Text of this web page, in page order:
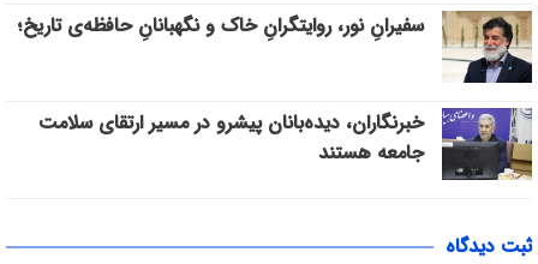
سفیرانِ نور، روایتگرانِ خاک و نگهبانانِ حافظه‌ی تاریخ؛
خبرنگاران، دیده‌بانان پیشرو در مسیر ارتقای سلامت
جامعه هستند
ثبت دیدگاه